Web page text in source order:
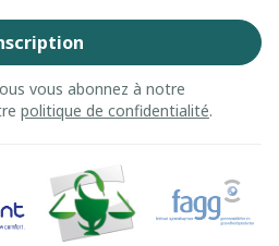
vous abonnez à notre
politique de confidentialité.